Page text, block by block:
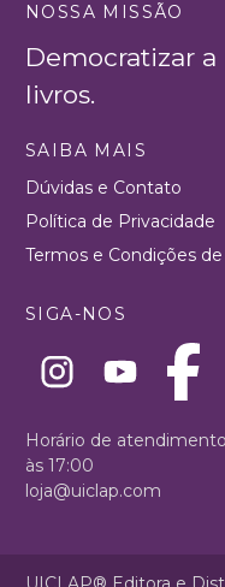
NOSSA MISSÃO
Democratizar
livros.
SAIBA MAIS
Dúvidas e Contato
Política de Privacidade
Termos e Condições de
SIGA-NOS
Horário de
às 17:00
loja@uiclap.com